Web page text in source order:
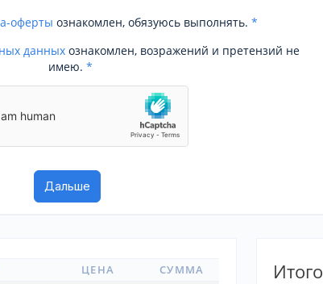
оферты ознакомлен, обязуюсь выполнять. *
данных ознакомлен, возражений и претензий не
имею. *
ЦЕНА СУММА Итого